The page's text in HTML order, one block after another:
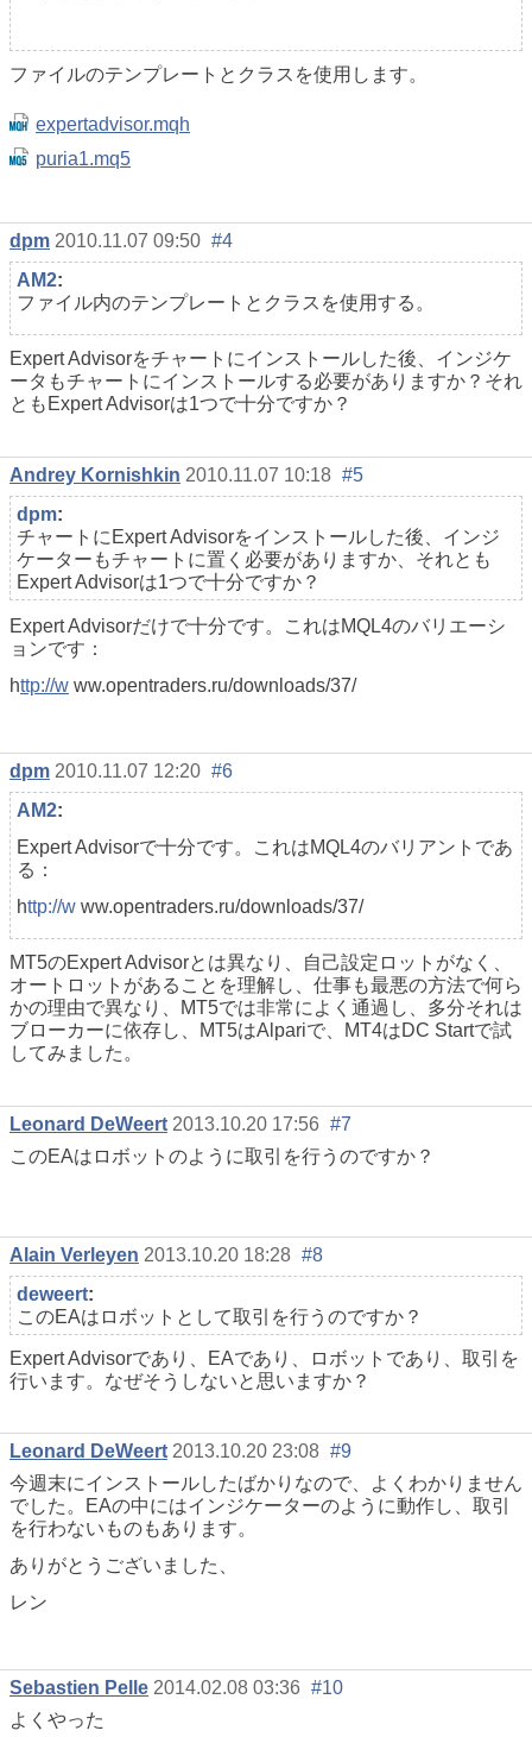
ファイルのテンプレートとクラスを使用します。
expertadvisor.mqh
puria1.mq5
dpm 2010.11.07 09:50 #4
AM2:
ファイル内のテンプレートとクラスを使用する。
Expert Advisorをチャートにインストールした後、インジケ
ータもチャートにインストールする必要がありますか？それ
ともExpert Advisorは1つで十分ですか？
Andrey Kornishkin 2010.11.07 10:18 #5
dpm:
チャートにExpert Advisorをインストールした後、インジ
ケーターもチャートに置く必要がありますか、それとも
Expert Advisorは1つで十分ですか？
Expert Advisorだけで十分です。これはMQL4のバリエーシ
ョンです：
http://w ww.opentraders.ru/downloads/37/
dpm 2010.11.07 12:20 #6
AM2:
Expert Advisorで十分です。これはMQL4のバリアントであ
る：
http://w ww.opentraders.ru/downloads/37/
MT5のExpert Advisorとは異なり、自己設定ロットがなく、
オートロットがあることを理解し、仕事も最悪の方法で何ら
かの理由で異なり、MT5では非常によく通過し、多分それは
ブローカーに依存し、MT5はAlpariで、MT4はDC Startで試
してみました。
Leonard DeWeert 2013.10.20 17:56 #7
このEAはロボットのように取引を行うのですか？
Alain Verleyen 2013.10.20 18:28 #8
deweert:
このEAはロボットとして取引を行うのですか？
Expert Advisorであり、EAであり、ロボットであり、取引を
行います。なぜそうしないと思いますか？
Leonard DeWeert 2013.10.20 23:08 #9
今週末にインストールしたばかりなので、よくわかりません
でした。EAの中にはインジケーターのように動作し、取引
を行わないものもあります。
ありがとうございました、
レン
Sebastien Pelle 2014.02.08 03:36 #10
よくやった